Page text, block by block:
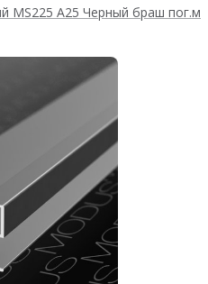
MS225 А25 Черный браш пог.м